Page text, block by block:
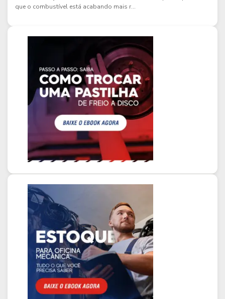
que o combustível está acabando mais r...